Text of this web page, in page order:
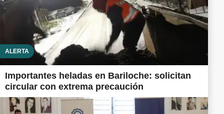
ALERTA
Importantes heladas en Bariloche: solicitan
circular con extrema precaución